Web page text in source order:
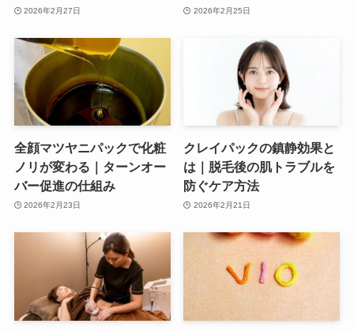
2026年2月27日 2026年2月25日
全顔マツヤニパックで化粧
ノリが変わる｜ターンオー
バー促進の仕組み
2026年2月23日
クレイパックの鎮静効果と
は｜脱毛後の肌トラブルを
防ぐケア方法
2026年2月21日